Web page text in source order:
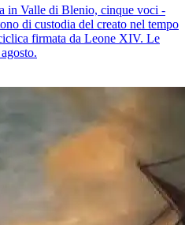
in Valle di Blenio, cinque voci -
di custodia del creato nel tempo
firmata da Leone XIV. Le